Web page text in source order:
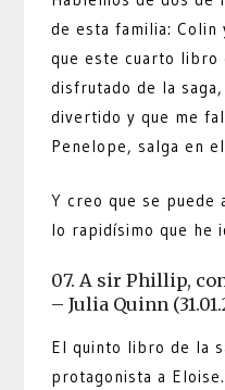
de esta familia: Colin
que este cuarto libro
disfrutado de la
divertido y que me
Penelope, salga en
Y creo que se
lo rapidísimo que he
07. A sir Phillip,
– Julia Quinn
El quinto libro de la
protagonista a